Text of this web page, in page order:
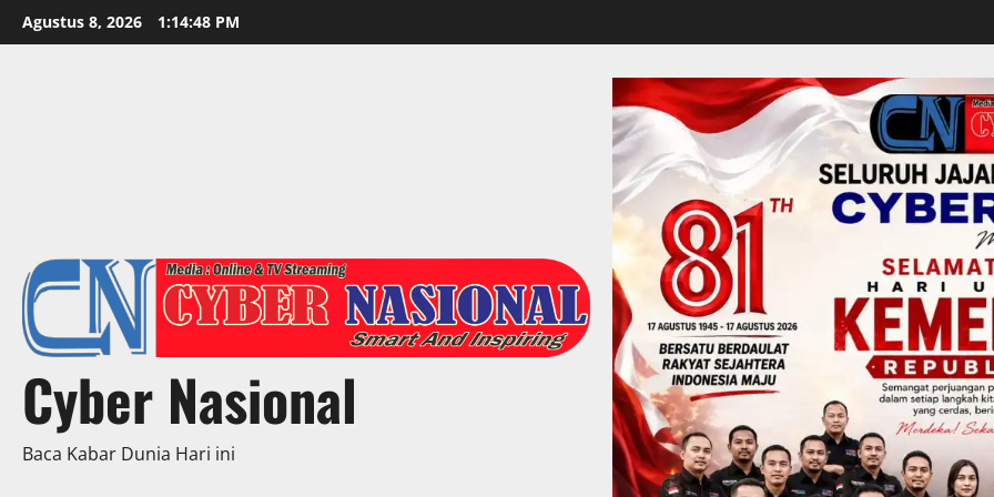
Skip
to
Agustus 8, 2026 1:14:50 PM
Cyber Nasional
Baca Kabar Dunia Hari ini